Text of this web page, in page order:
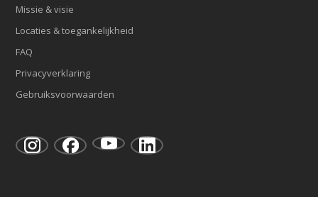
Missie & visie
Locaties & toegankelijkheid
FAQ
Privacyverklaring
Gebruiksvoorwaarden